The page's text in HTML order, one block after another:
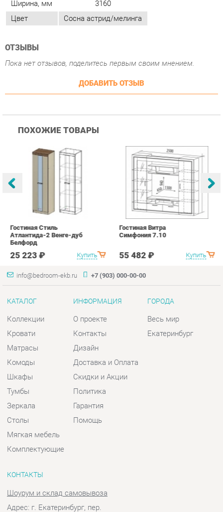
Пока нет отзывов, поделитесь первым своим мнением.
Купить
Гостиная Стиль
Атлантида-2 Венге-дуб
Белфорд
Купить
Гостиная Витра
Симфония 7.10
55 482 ₽
info@bedroom-ekb.ru +7 (903) 000-00-00
КАТАЛОГ
Коллекции
Комоды
Тумбы
Зеркала
Столы
Мягкая мебель
Комплектующие
ИНФОРМАЦИЯ
О проекте
Доставка и Оплата
Политика
Гарантия
Помощь
ГОРОДА
Весь мир
КОНТАКТЫ
Шоурум и склад самовывоза
Адрес: г. Екатеринбург, пер.
Базовый, 47
Часы работы:
Пн - Пт:10:00 - 18:00 (GMT+5)
Отправить сообщение